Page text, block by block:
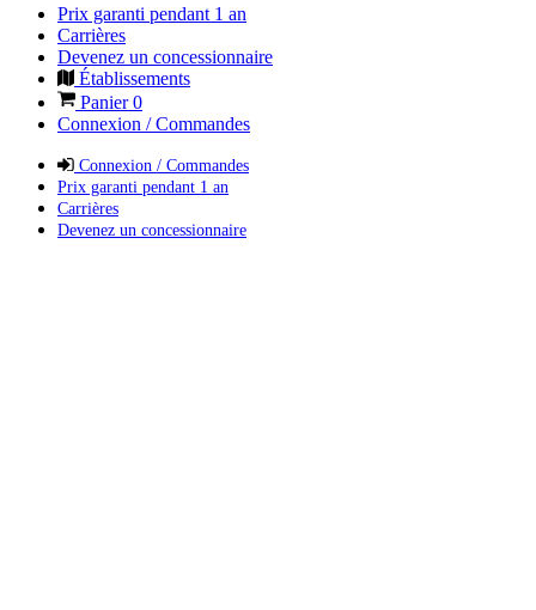
Prix garanti pendant 1 an
Carrières
Devenez un concessionnaire
Établissements
Panier0
Connexion / Commandes
Connexion / Commandes
Prix garanti pendant 1 an
Carrières
Devenez un concessionnaire